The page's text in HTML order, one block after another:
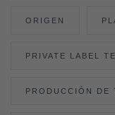
ORIGEN
PRIVATE LABEL
PRODUCCIÓN DE